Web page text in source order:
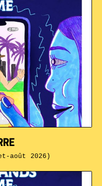
août 2026)